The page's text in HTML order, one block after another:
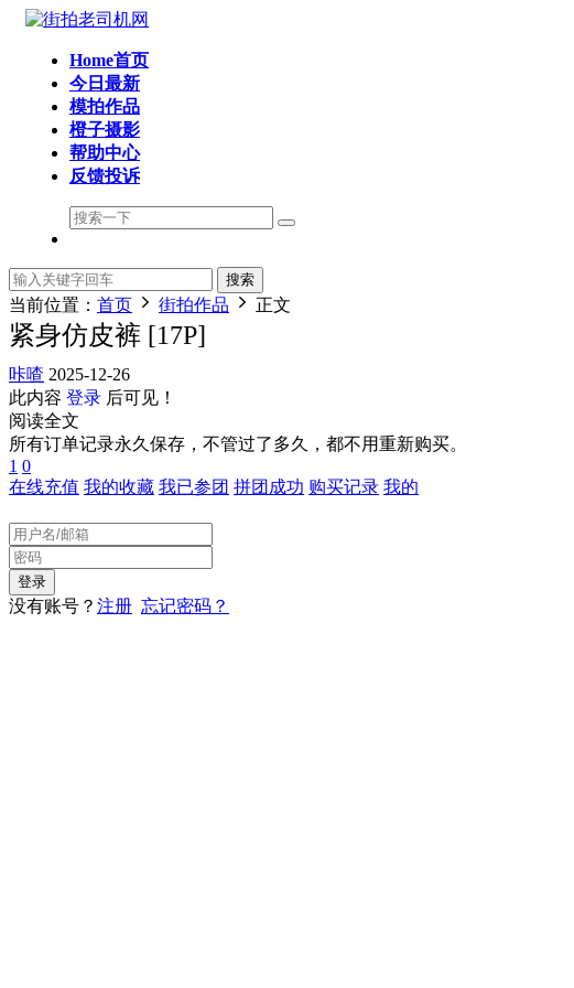
Home首页
今日最新
模拍作品
橙子摄影
帮助中心
反馈投诉
搜索
当前位置： 首页 街拍作品 正文
紧身仿皮裤 [17P]
咔喳 2025-12-26
此内容 登录 后可见！
阅读全文
所有订单记录永久保存，不管过了多久，都不用重新购买。
1 0
在线充值 我的收藏 我已参团 拼团成功 购买记录 我的
没有账号？ 注册 忘记密码？